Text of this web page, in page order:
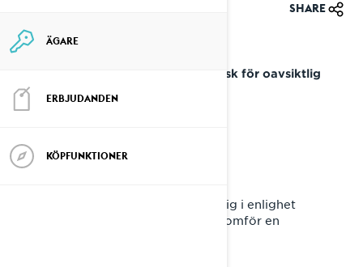
ÄGARE
ERBJUDANDEN
KÖPFUNKTIONER
SHARE
Gasvajern kan vara för kort – risk för oavsiktlig
Bästa Lynx®-snöskoterägare!
Detta meddelande skickas till dig i enlighet
med tillämpliga lagar. BRP genomför en